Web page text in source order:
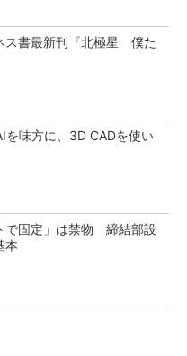
ス書最新刊『北極星 僕た
を味方に、3D CADを使い
で固定」は禁物 締結部設
本